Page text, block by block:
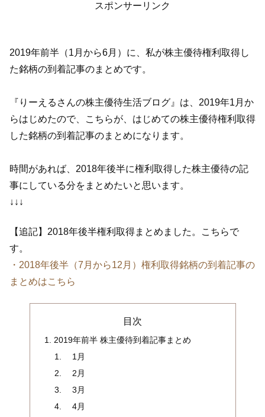
スポンサーリンク
2019年前半（1月から6月）に、私が株主優待権利取得し
た銘柄の到着記事のまとめです。
『りーえるさんの株主優待生活ブログ』は、2019年1月か
らはじめたので、こちらが、はじめての株主優待権利取得
した銘柄の到着記事のまとめになります。
時間があれば、2018年後半に権利取得した株主優待の記
事にしている分をまとめたいと思います。
↓↓↓
【追記】2018年後半権利取得まとめました。こちらで
す。
・2018年後半（7月から12月）権利取得銘柄の到着記事の
まとめはこちら
目次
2019年前半 株主優待到着記事まとめ
1月
2月
3月
4月